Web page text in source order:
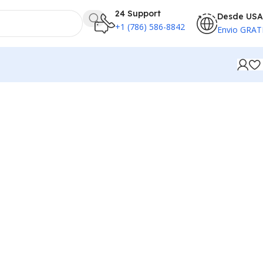
24 Support
+1 (786) 586-8842
Desde USA
Envio